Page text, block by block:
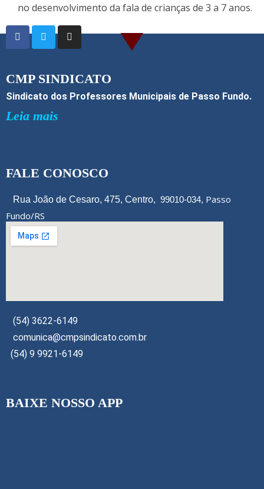
no desenvolvimento da fala de crianças de 3 a 7 anos.
CMP SINDICATO
Sindicato dos Professores Municipais de Passo Fundo.
Leia mais
FALE CONOSCO
Rua João de Cesaro, 475, Centro, 99010-034, Passo
Fundo/RS
(54) 3622-6149
comunica@cmpsindicato.com.br
(54) 9 9921-6149
BAIXE NOSSO APP